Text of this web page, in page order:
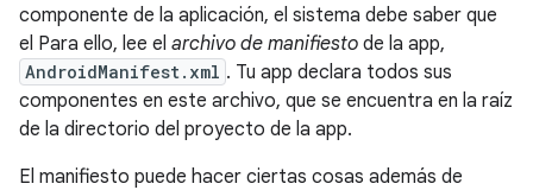
componente de la aplicación, el sistema debe saber que
el Para ello, lee el archivo de manifiesto de la app,
AndroidManifest.xml . Tu app declara todos sus
componentes en este archivo, que se encuentra en la raíz
de la directorio del proyecto de la app.
El manifiesto puede hacer ciertas cosas además de